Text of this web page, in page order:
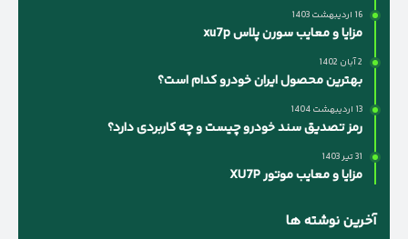
16 اردیبهشت 1403
مزایا و معایب سورن پلاس xu7p
2 آبان 1402
بهترین محصول ایران خودرو کدام است؟
13 اردیبهشت 1404
رمز تصدیق سند خودرو چیست و چه کاربردی دارد؟
31 تیر 1403
مزایا و معایب موتور XU7P
آخرین نوشته ها